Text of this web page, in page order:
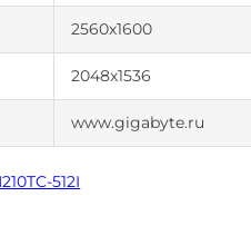
2560x1600
2048x1536
www.gigabyte.ru
512I